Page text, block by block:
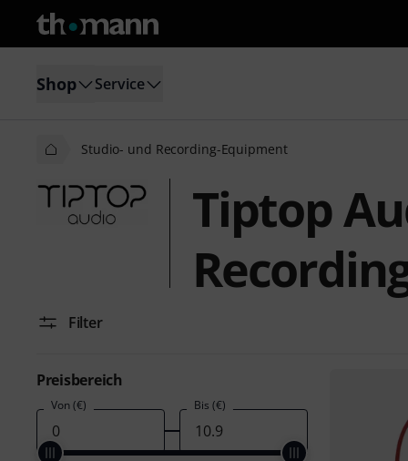
Shop Service
Studio- und Recording-Equipment
Tiptop
Filter
Preisbereich
Von (€) Bis (€)